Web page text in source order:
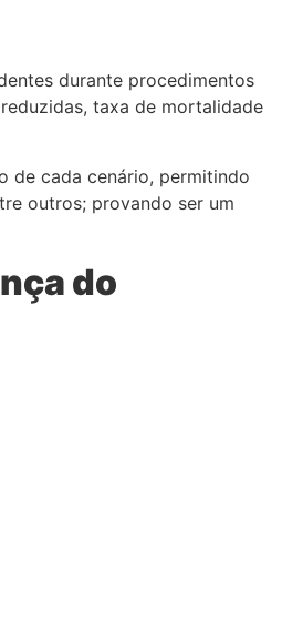
​​durante procedimentos
taxa de mortalidade
de cada cenário, permitindo
outros; provando ser um
do